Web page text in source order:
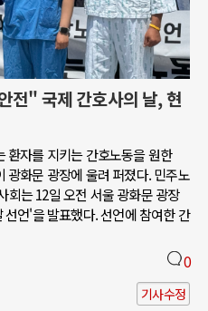
전" 국제 간호사의 날, 현
환자를 지키는 간호노동을 원한
광화문 광장에 울려 퍼졌다. 민주노
회는 12일 오전 서울 광화문 광장
언'을 발표했다. 선언에 참여한 간
0
기사수정